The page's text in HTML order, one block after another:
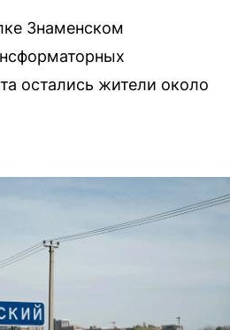
Знаменском
остались жители около